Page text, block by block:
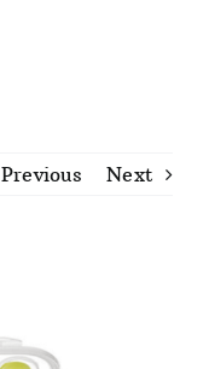
Previous Next